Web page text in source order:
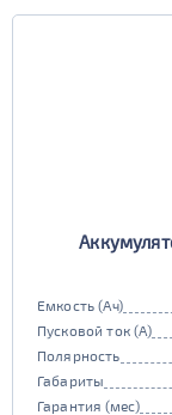
Емкость (Ач)
Пусковой ток (А)
Полярность
Габариты
Гарантия (мес)